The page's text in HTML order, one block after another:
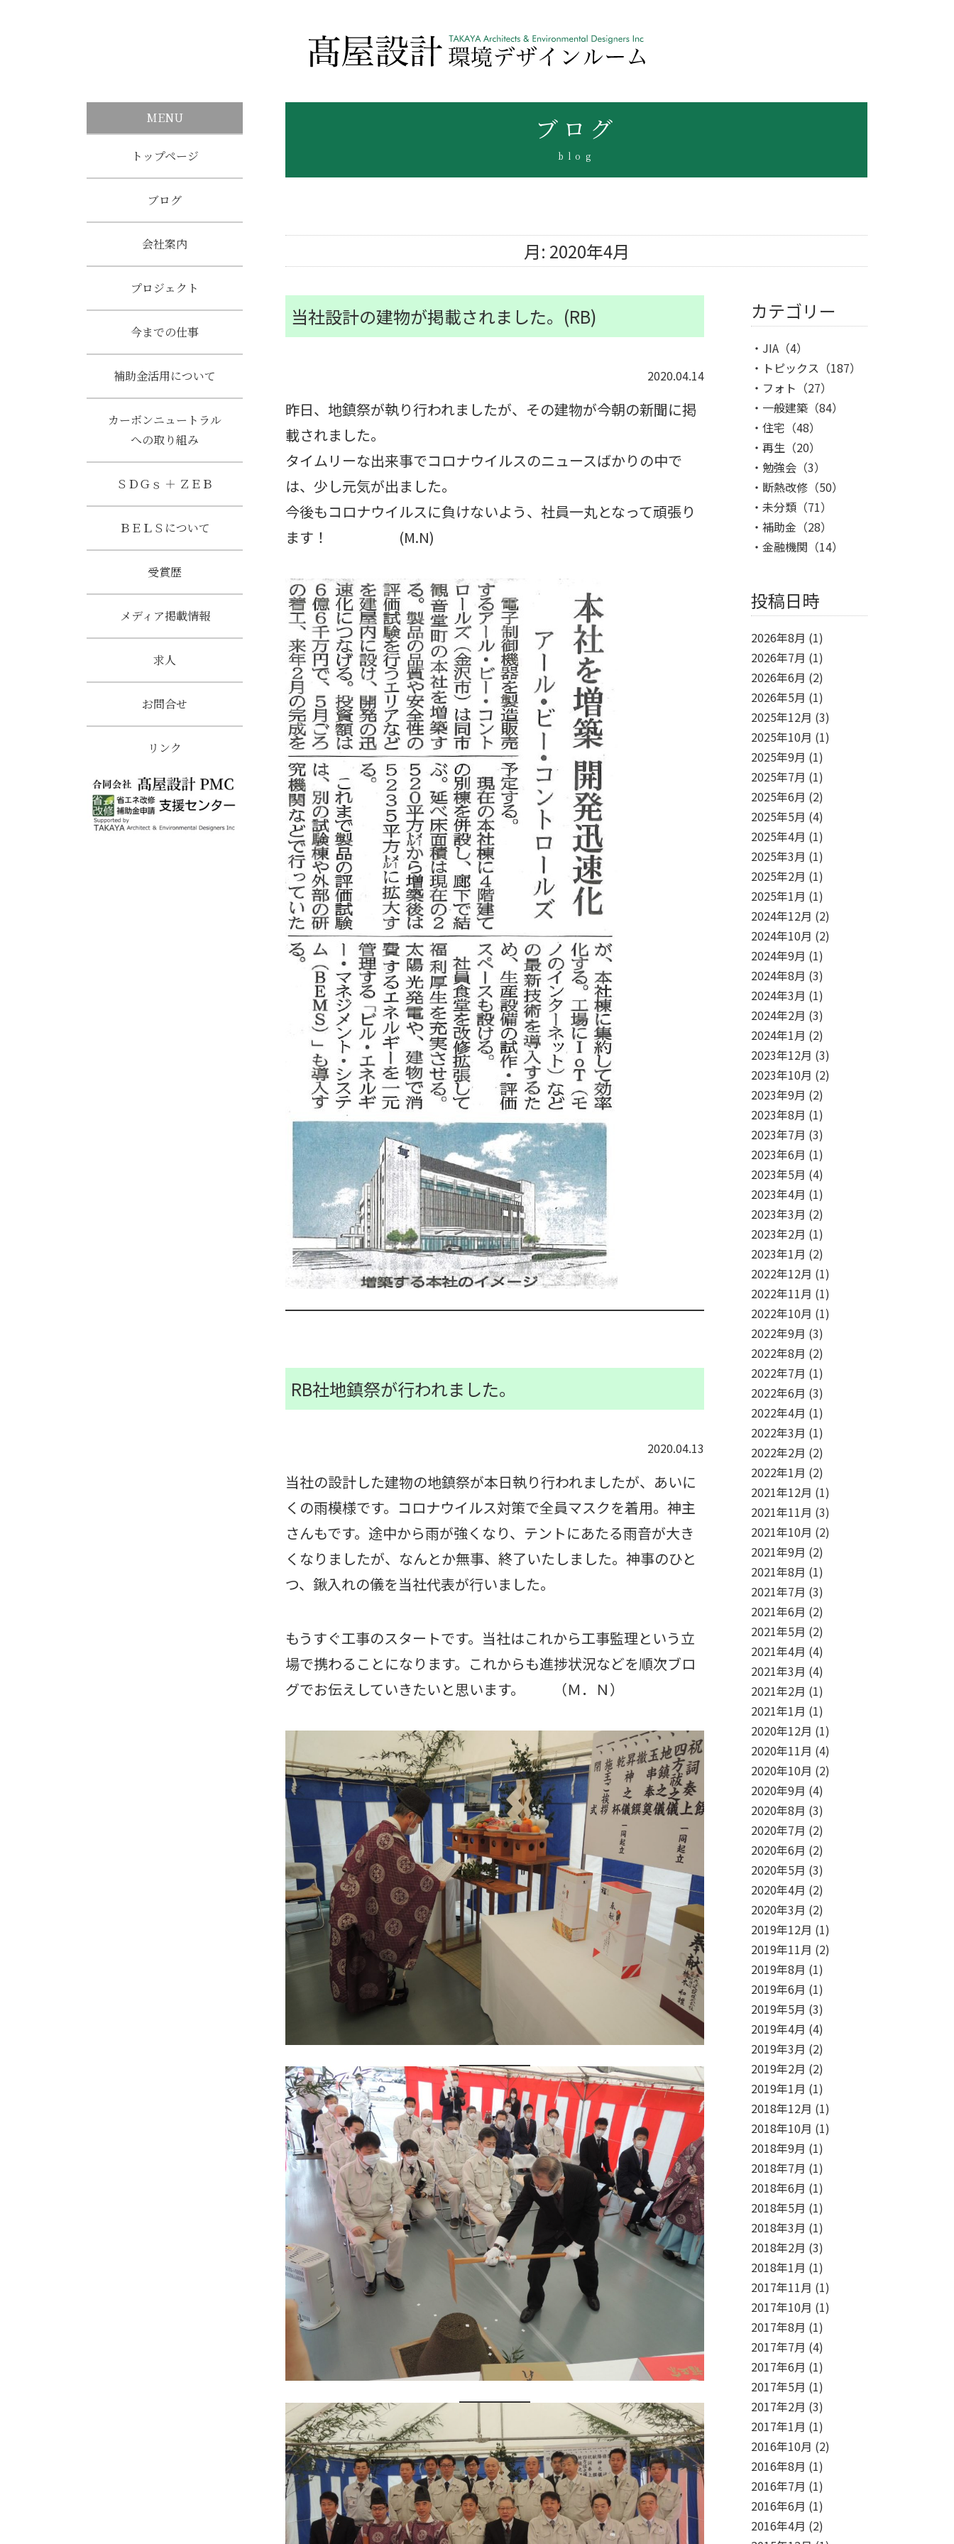
ブログ
blog
月: 2020年4月
当社設計の建物が掲載されました。(RB)
2020.04.14
昨日、地鎮祭が執り行われましたが、その建物が今朝の新聞に掲
載されました。
タイムリーな出来事でコロナウイルスのニュースばかりの中で
は、少し元気が出ました。
今後もコロナウイルスに負けないよう、社員一丸となって頑張り
ます！ (M.N)
RB社地鎮祭が行われました。
2020.04.13
当社の設計した建物の地鎮祭が本日執り行われましたが、あいに
くの雨模様です。コロナウイルス対策で全員マスクを着用。神主
さんもです。途中から雨が強くなり、テントにあたる雨音が大き
くなりましたが、なんとか無事、終了いたしました。神事のひと
つ、鍬入れの儀を当社代表が行いました。
もうすぐ工事のスタートです。当社はこれから工事監理という立
場で携わることになります。これからも進捗状況などを順次ブロ
グでお伝えしていきたいと思います。 （Ｍ．Ｎ）
カテゴリー
JIA （4）
トピックス （187）
フォト （27）
一般建築 （84）
住宅 （48）
再生 （20）
勉強会 （3）
断熱改修 （50）
未分類 （71）
補助金 （28）
金融機関 （14）
投稿日時
2026年8月 (1)
2026年7月 (1)
2026年6月 (2)
2026年5月 (1)
2025年12月 (3)
2025年10月 (1)
2025年9月 (1)
2025年7月 (1)
2025年6月 (2)
2025年5月 (4)
2025年4月 (1)
2025年3月 (1)
2025年2月 (1)
2025年1月 (1)
2024年12月 (2)
2024年10月 (2)
2024年9月 (1)
2024年8月 (3)
2024年3月 (1)
2024年2月 (3)
2024年1月 (2)
2023年12月 (3)
2023年10月 (2)
2023年9月 (2)
2023年8月 (1)
2023年7月 (3)
2023年6月 (1)
2023年5月 (4)
2023年4月 (1)
2023年3月 (2)
2023年2月 (1)
2023年1月 (2)
2022年12月 (1)
2022年11月 (1)
2022年10月 (1)
2022年9月 (3)
2022年8月 (2)
2022年7月 (1)
2022年6月 (3)
2022年4月 (1)
2022年3月 (1)
2022年2月 (2)
2022年1月 (2)
2021年12月 (1)
2021年11月 (3)
2021年10月 (2)
2021年9月 (2)
2021年8月 (1)
2021年7月 (3)
2021年6月 (2)
2021年5月 (2)
2021年4月 (4)
2021年3月 (4)
2021年2月 (1)
2021年1月 (1)
2020年12月 (1)
2020年11月 (4)
2020年10月 (2)
2020年9月 (4)
2020年8月 (3)
2020年7月 (2)
2020年6月 (2)
2020年5月 (3)
2020年4月 (2)
2020年3月 (2)
2019年12月 (1)
2019年11月 (2)
2019年8月 (1)
2019年6月 (1)
2019年5月 (3)
2019年4月 (4)
2019年3月 (2)
2019年2月 (2)
2019年1月 (1)
2018年12月 (1)
2018年10月 (1)
2018年9月 (1)
2018年7月 (1)
2018年6月 (1)
2018年5月 (1)
2018年3月 (1)
2018年2月 (3)
2018年1月 (1)
2017年11月 (1)
2017年10月 (1)
2017年8月 (1)
2017年7月 (4)
2017年6月 (1)
2017年5月 (1)
2017年2月 (3)
2017年1月 (1)
2016年10月 (2)
2016年8月 (1)
2016年7月 (1)
2016年6月 (1)
2016年4月 (2)
MENU
トップページ
ブログ
会社案内
プロジェクト
今までの仕事
補助金活用について
カーボンニュートラル
への取り組み
ＳＤＧｓ ＋ ＺＥＢ
ＢＥＬＳについて
受賞歴
メディア掲載情報
求人
お問合せ
リンク